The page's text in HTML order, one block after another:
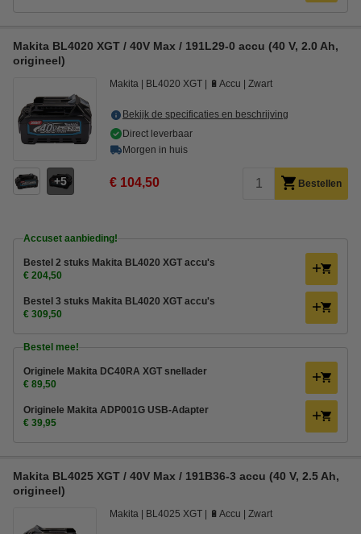
Makita BL4020 XGT / 40V Max / 191L29-0 accu (40 V, 2.0 Ah,
origineel)
5
Makita BL4020 XGT 🔋Accu Zwart
Bekijk de specificaties en beschrijving
Direct leverbaar
Morgen in huis
€ 104,50 Bestellen
Accuset aanbieding!
Bestel 2 stuks Makita BL4020 XGT accu's
€ 204,50
Bestel 3 stuks Makita BL4020 XGT accu's
€ 309,50
Bestel mee!
Originele Makita DC40RA XGT snellader
€ 89,50
Originele Makita ADP001G USB-Adapter
€ 39,95
Makita BL4025 XGT / 40V Max / 191B36-3 accu (40 V, 2.5 Ah,
origineel)
Makita BL4025 XGT 🔋Accu Zwart